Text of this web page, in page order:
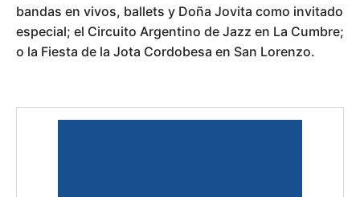
bandas en vivos, ballets y Doña Jovita como invitado
especial; el Circuito Argentino de Jazz en La Cumbre;
o la Fiesta de la Jota Cordobesa en San Lorenzo.